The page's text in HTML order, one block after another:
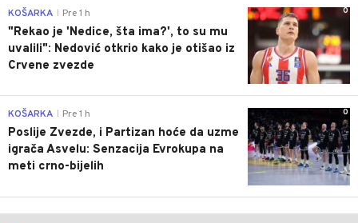
0
KOŠARKA Pre 1 h
"Rekao je 'Nedice, šta ima?', to su mu
uvalili": Nedović otkrio kako je otišao iz
Crvene zvezde
0
KOŠARKA Pre 1 h
Poslije Zvezde, i Partizan hoće da uzme
igrača Asvelu: Senzacija Evrokupa na
meti crno-bijelih